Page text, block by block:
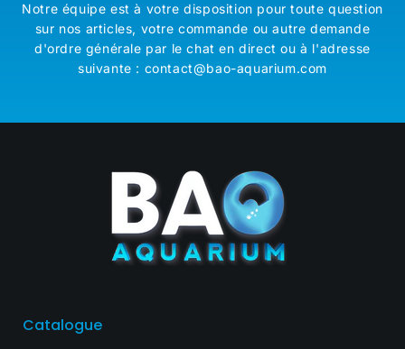
Notre équipe est à votre disposition pour toute question
sur nos articles, votre commande ou autre demande
d'ordre générale par le chat en direct ou à l'adresse
suivante : contact@bao-aquarium.com
Catalogue